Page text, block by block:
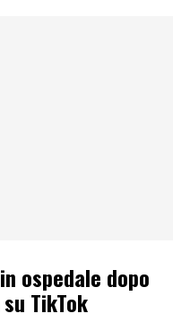
ospedale dopo
TikTok